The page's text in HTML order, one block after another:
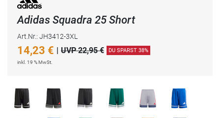
Adidas Squadra 25 Short
Art.Nr.: JH3412-3XL
14,23 € | UVP 22,95 € DU SPARST 38%
inkl. 19 % MwSt.